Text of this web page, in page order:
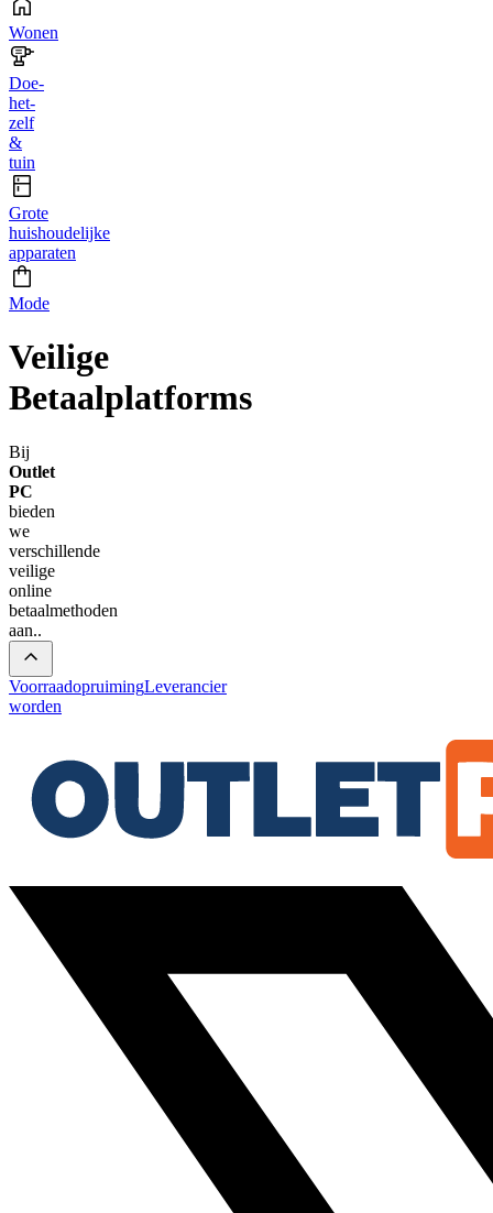
Wonen
Doe-
het-
zelf
&
tuin
Grote
huishoudelijke
apparaten
Mode
Veilige
Betaalplatforms
Bij
Outlet
PC
bieden
we
verschillende
veilige
online
betaalmethoden
aan..
VoorraadopruimingLeverancier
worden